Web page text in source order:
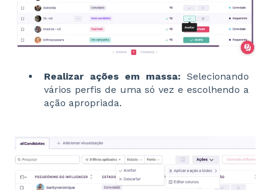
Realizar ações em massa: Selecionando
vários perfis de uma só vez e escolhendo a
ação apropriada.